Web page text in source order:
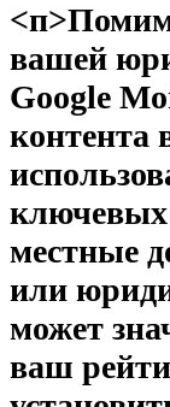
вашей
Google
контента
ключевых
местные
или
может
ваш